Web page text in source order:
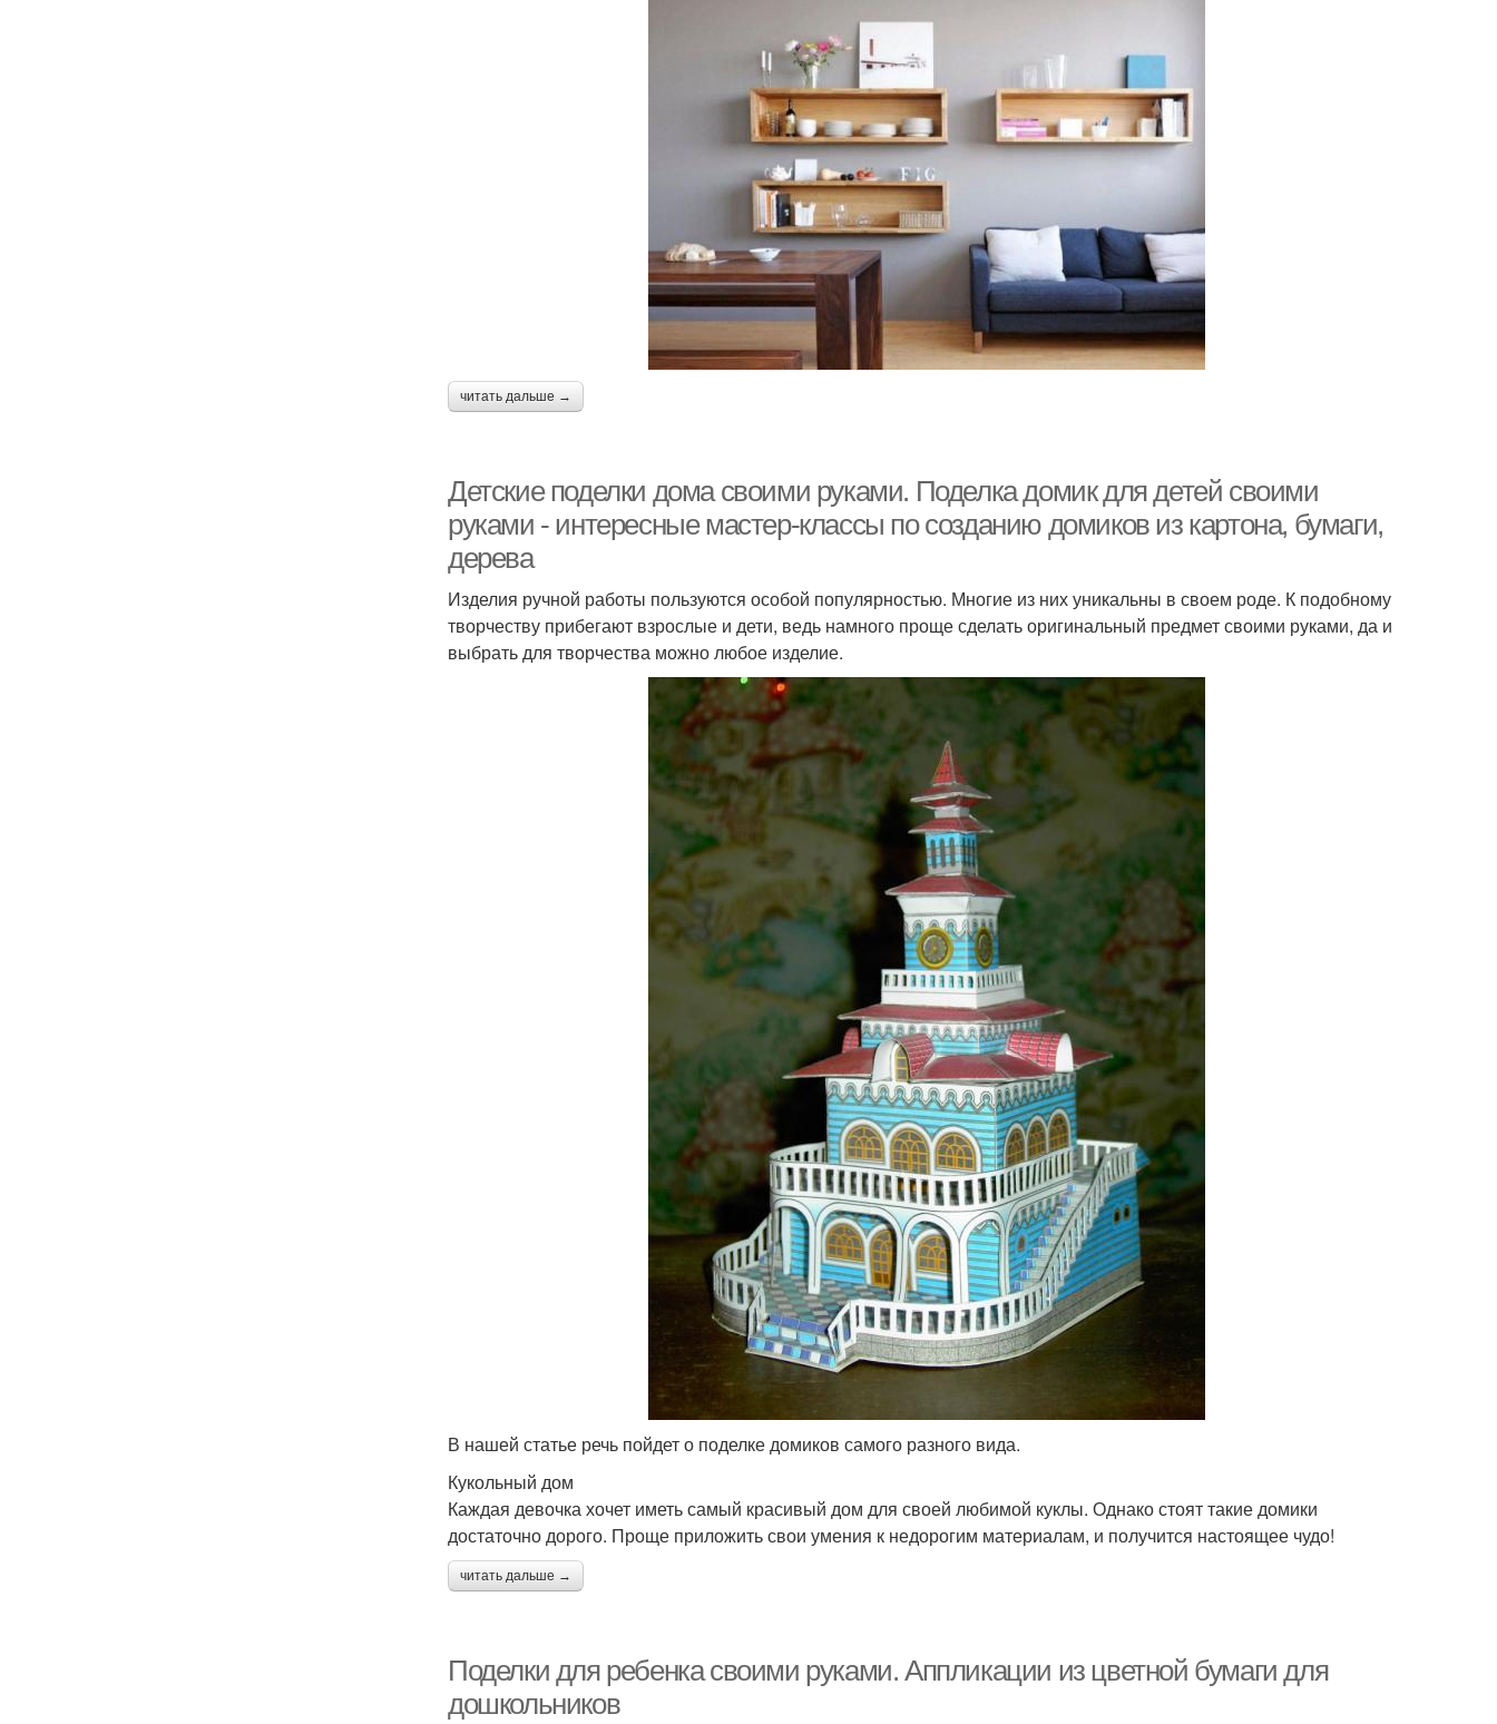
читать дальше →
Детские поделки дома своими руками. Поделка домик для детей своими
руками - интересные мастер-классы по созданию домиков из картона, бумаги,
дерева
Изделия ручной работы пользуются особой популярностью. Многие из них уникальны в своем роде. К подобному
творчеству прибегают взрослые и дети, ведь намного проще сделать оригинальный предмет своими руками, да и
выбрать для творчества можно любое изделие.
В нашей статье речь пойдет о поделке домиков самого разного вида.
Кукольный дом
Каждая девочка хочет иметь самый красивый дом для своей любимой куклы. Однако стоят такие домики
достаточно дорого. Проще приложить свои умения к недорогим материалам, и получится настоящее чудо!
читать дальше →
Поделки для ребенка своими руками. Аппликации из цветной бумаги для
дошкольников